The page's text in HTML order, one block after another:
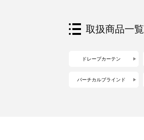
取扱商品一覧
ドレープカーテン
バーチカルブラインド